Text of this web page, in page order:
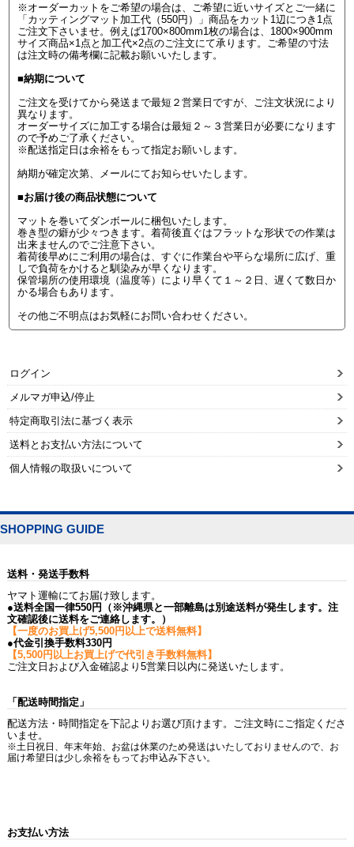
※オーダーカットをご希望の場合は、ご希望に近いサイズとご一緒に
「カッティングマット加工代（550円）」商品をカット1辺につき1点
ご注文下さいませ。例えば1700×800mm1枚の場合は、1800×900mm
サイズ商品×1点と加工代×2点のご注文にて承ります。ご希望の寸法
は注文時の備考欄に記載お願いいたします。
■納期について
ご注文を受けてから発送まで最短２営業日ですが、ご注文状況により
異なります。
オーダーサイズに加工する場合は最短２～３営業日が必要になります
ので予めご了承ください。
※配送指定日は余裕をもって指定お願いします。
納期が確定次第、メールにてお知らせいたします。
■お届け後の商品状態について
マットを巻いてダンボールに梱包いたします。
巻き型の癖が少々つきます。着荷後直ぐはフラットな形状での作業は
出来ませんのでご注意下さい。
着荷後早めにご利用の場合は、すぐに作業台や平らな場所に広げ、重
しで負荷をかけると馴染みが早くなります。
保管場所の使用環境（温度等）により早くて１～２日、遅くて数日か
かる場合もあります。
その他ご不明点はお気軽にお問い合わせください。
ログイン
メルマガ申込/停止
特定商取引法に基づく表示
送料とお支払い方法について
個人情報の取扱いについて
SHOPPING GUIDE
送料・発送手数料
ヤマト運輸にてお届け致します。
●送料全国一律550円（※沖縄県と一部離島は別途送料が発生します。注
文確認後に送料をご連絡します。）
【一度のお買上げ5,500円以上で送料無料】
●代金引換手数料330円
【5,500円以上お買上げで代引き手数料無料】
ご注文日および入金確認より5営業日以内に発送いたします。
「配送時間指定」
配送方法・時間指定を下記よりお選び頂けます。ご注文時にご指定くださ
いませ。
※土日祝日、年末年始、お盆は休業のため発送はいたしておりませんので、お
届け希望日は少し余裕をもってお申込み下さい。
お支払い方法